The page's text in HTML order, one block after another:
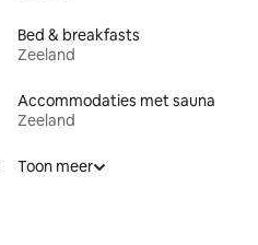
Bed & breakfasts
Zeeland
Accommodaties met sauna
Zeeland
Toon meer